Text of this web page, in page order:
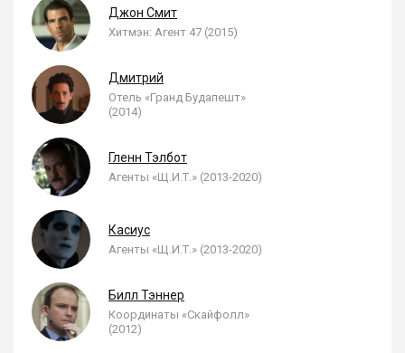
Джон Смит
Хитмэн: Агент 47 (2015)
Дмитрий
Отель «Гранд Будапешт»
(2014)
Гленн Тэлбот
Агенты «Щ.И.Т.» (2013-2020)
Касиус
Агенты «Щ.И.Т.» (2013-2020)
Билл Тэннер
Координаты «Скайфолл»
(2012)